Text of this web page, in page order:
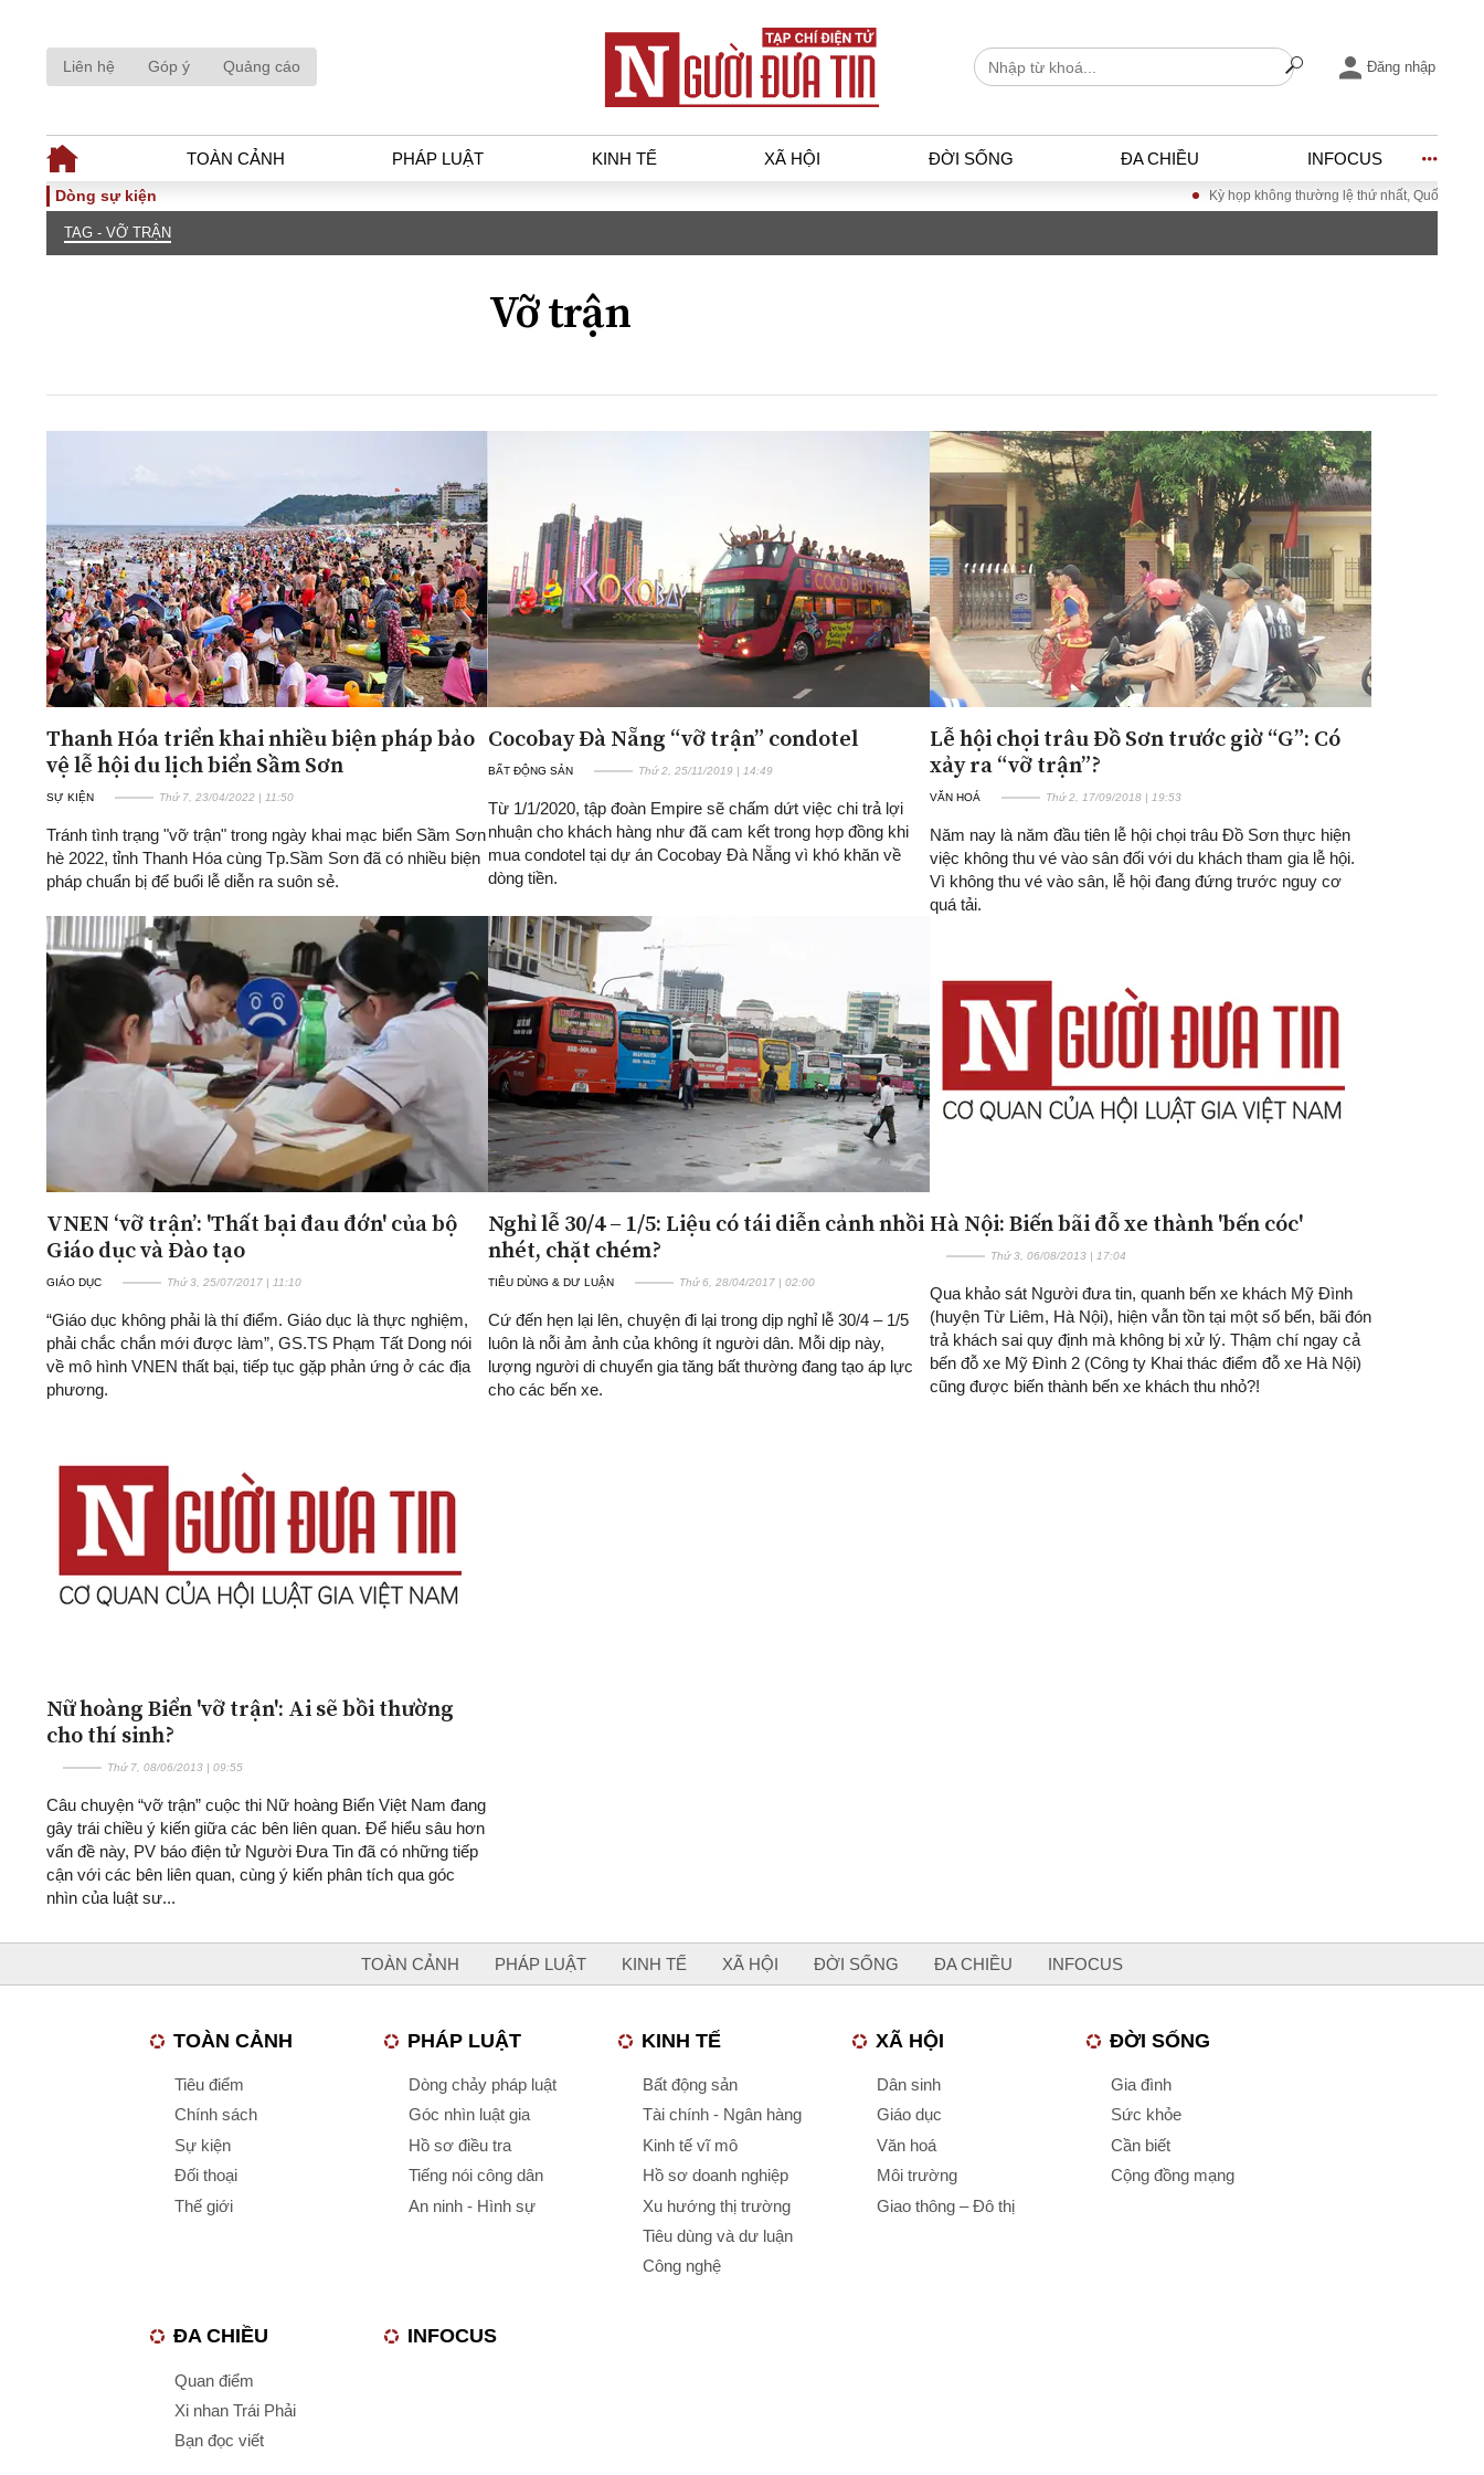
Liên hệ Góp ý Quảng cáo Đăng nhập
TOÀN CẢNH PHÁP LUẬT KINH TẾ XÃ HỘI ĐỜI SỐNG ĐA CHIỀU INFOCUS
TOÀN CẢNH
Thế giới
Góc nhìn luật gia
An ninh - Hình sự
Xu hướng thị trường
Tiêu dùng và dư luận
Giao thông – Đô thị
ĐA CHIỀU
Quan điểm
Xi nhan Trái Phải
Bạn đọc viết
INFOCUS
Đăng ký tin tức mới
Dòng sự kiện Kỳ họp không thường lệ thứ nhất, Quốc hội khóa
TAG - VỠ TRẬN
Vỡ trận
Thanh Hóa triển khai nhiều biện pháp bảo
vệ lễ hội du lịch biển Sầm Sơn
SỰ KIỆN Thứ 7, 23/04/2022 | 11:50
Tránh tình trạng "vỡ trận" trong ngày khai mạc biển Sầm Sơn
hè 2022, tỉnh Thanh Hóa cùng Tp.Sầm Sơn đã có nhiều biện
pháp chuẩn bị để buổi lễ diễn ra suôn sẻ.
Cocobay Đà Nẵng “vỡ trận” condotel
BẤT ĐỘNG SẢN Thứ 2, 25/11/2019 | 14:49
Từ 1/1/2020, tập đoàn Empire sẽ chấm dứt việc chi trả lợi
nhuận cho khách hàng như đã cam kết trong hợp đồng khi
mua condotel tại dự án Cocobay Đà Nẵng vì khó khăn về
dòng tiền.
Lễ hội chọi trâu Đồ Sơn trước giờ “G”: Có
xảy ra “vỡ trận”?
VĂN HOÁ Thứ 2, 17/09/2018 | 19:53
Năm nay là năm đầu tiên lễ hội chọi trâu Đồ Sơn thực hiện
việc không thu vé vào sân đối với du khách tham gia lễ hội.
Vì không thu vé vào sân, lễ hội đang đứng trước nguy cơ
quá tải.
VNEN ‘vỡ trận’: 'Thất bại đau đớn' của bộ
Giáo dục và Đào tạo
GIÁO DỤC Thứ 3, 25/07/2017 | 11:10
“Giáo dục không phải là thí điểm. Giáo dục là thực nghiệm,
phải chắc chắn mới được làm”, GS.TS Phạm Tất Dong nói
về mô hình VNEN thất bại, tiếp tục gặp phản ứng ở các địa
phương.
Nghỉ lễ 30/4 – 1/5: Liệu có tái diễn cảnh nhồi
nhét, chặt chém?
TIÊU DÙNG & DƯ LUẬN Thứ 6, 28/04/2017 | 02:00
Cứ đến hẹn lại lên, chuyện đi lại trong dịp nghỉ lễ 30/4 – 1/5
luôn là nỗi ảm ảnh của không ít người dân. Mỗi dịp này,
lượng người di chuyển gia tăng bất thường đang tạo áp lực
cho các bến xe.
Hà Nội: Biến bãi đỗ xe thành 'bến cóc'
Thứ 3, 06/08/2013 | 17:04
Qua khảo sát Người đưa tin, quanh bến xe khách Mỹ Đình
(huyện Từ Liêm, Hà Nội), hiện vẫn tồn tại một số bến, bãi đón
trả khách sai quy định mà không bị xử lý. Thậm chí ngay cả
bến đỗ xe Mỹ Đình 2 (Công ty Khai thác điểm đỗ xe Hà Nội)
cũng được biến thành bến xe khách thu nhỏ?!
Nữ hoàng Biển 'vỡ trận': Ai sẽ bồi thường
cho thí sinh?
Thứ 7, 08/06/2013 | 09:55
Câu chuyện “vỡ trận” cuộc thi Nữ hoàng Biển Việt Nam đang
gây trái chiều ý kiến giữa các bên liên quan. Để hiểu sâu hơn
vấn đề này, PV báo điện tử Người Đưa Tin đã có những tiếp
cận với các bên liên quan, cùng ý kiến phân tích qua góc
nhìn của luật sư...
TOÀN CẢNH PHÁP LUẬT KINH TẾ XÃ HỘI ĐỜI SỐNG ĐA CHIỀU INFOCUS
TOÀN CẢNH
Tiêu điểm
Chính sách
Sự kiện
Đối thoại
Thế giới
PHÁP LUẬT
Dòng chảy pháp luật
Góc nhìn luật gia
Hồ sơ điều tra
Tiếng nói công dân
An ninh - Hình sự
KINH TẾ
Bất động sản
Tài chính - Ngân hàng
Kinh tế vĩ mô
Hồ sơ doanh nghiệp
Xu hướng thị trường
Tiêu dùng và dư luận
Công nghệ
XÃ HỘI
Dân sinh
Giáo dục
Văn hoá
Môi trường
Giao thông – Đô thị
ĐỜI SỐNG
Gia đình
Sức khỏe
Cần biết
Cộng đồng mạng
ĐA CHIỀU
Quan điểm
Xi nhan Trái Phải
Bạn đọc viết
INFOCUS